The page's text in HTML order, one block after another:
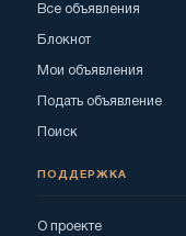
Все объявления
Блокнот
Мои объявления
Подать объявление
Поиск
ПОДДЕРЖКА
О проекте